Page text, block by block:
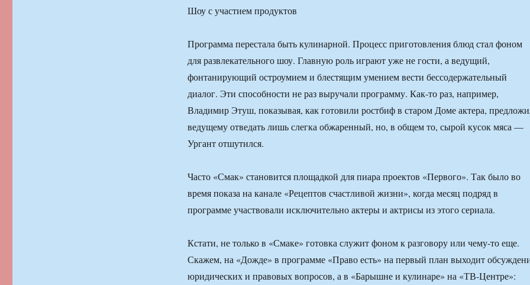
Шоу с участием продуктов
Программа перестала быть кулинарной. Процесс приготовления блюд стал фоном
для развлекательного шоу. Главную роль играют уже не гости, а ведущий,
фонтанирующий остроумием и блестящим умением вести бессодержательный
диалог. Эти способности не раз выручали программу. Как-то раз, например,
Владимир Этуш, показывая, как готовили ростбиф в старом Доме актера,
ведущему отведать лишь слегка обжаренный, но, в общем то, сырой кусок мяса —
Ургант отшутился.
Часто «Смак» становится площадкой для пиара проектов «Первого». Так было во
время показа на канале «Рецептов счастливой жизни», когда месяц подряд в
программе участвовали исключительно актеры и актрисы из этого сериала.
Кстати, не только в «Смаке» готовка служит фоном к разговору или чему-то еще.
Скажем, на «Дожде» в программе «Право есть» на первый план выходит
юридических и правовых вопросов, а в «Барышне и кулинаре» на «ТВ-Центре»: